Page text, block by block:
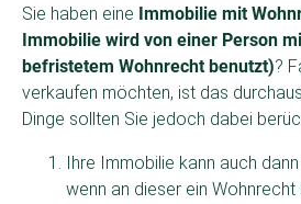
Sie haben eine Immobilie mit
Immobilie wird von einer Person
befristetem Wohnrecht benutzt)?
verkaufen möchten, ist das
Dinge sollten Sie jedoch dabei
Ihre Immobilie kann auch
wenn an dieser ein Wohnrecht